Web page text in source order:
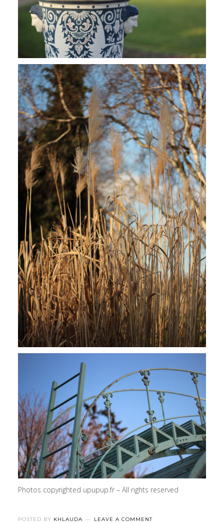
Photos copyrighted upupup.fr – All rights reserved
POSTED BY KHLAUDA
LEAVE A COMMENT